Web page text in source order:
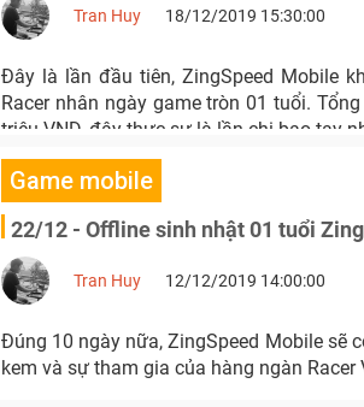
Tran Huy 18/12/2019 15:30:00
Đây là lần đầu tiên, ZingSpeed Mobile
Racer nhân ngày game tròn 01 tuổi.
triệu VND, đây thực sự là lần chi bạo tay
Game mobile
22/12 - Offline sinh nhật 01 tuổi
Tran Huy 12/12/2019 14:00:00
Đúng 10 ngày nữa, ZingSpeed Mobile sẽ
kem và sự tham gia của hàng ngàn Racer